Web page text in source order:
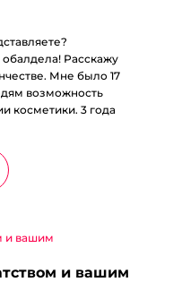
Расскажу
Мне было 17
возможность
косметики. 3 года
и вашим